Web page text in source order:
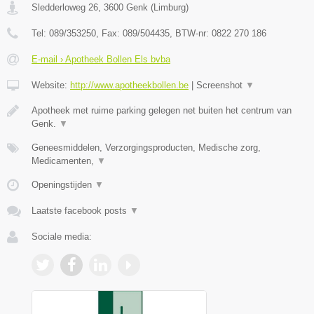
Sledderloweg 26, 3600 Genk (Limburg)
Tel: 089/353250, Fax: 089/504435, BTW-nr: 0822 270 186
E-mail › Apotheek Bollen Els bvba
Website: http://www.apotheekbollen.be Screenshot ▼
Apotheek met ruime parking gelegen net buiten het centrum van
Genk. ▼
Geneesmiddelen, Verzorgingsproducten, Medische zorg,
Medicamenten, ▼
Openingstijden ▼
Laatste facebook posts ▼
Sociale media: